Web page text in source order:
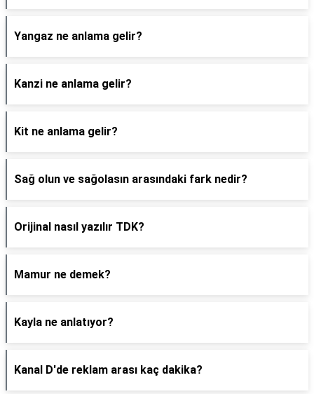
Yangaz ne anlama gelir?
Kanzi ne anlama gelir?
Kit ne anlama gelir?
Sağ olun ve sağolasın arasındaki fark nedir?
Orijinal nasıl yazılır TDK?
Mamur ne demek?
Kayla ne anlatıyor?
Kanal D'de reklam arası kaç dakika?